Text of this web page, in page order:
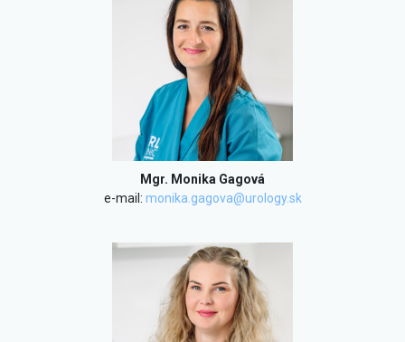
Mgr. Monika Gagová
e-mail: monika.gagova@urology.sk